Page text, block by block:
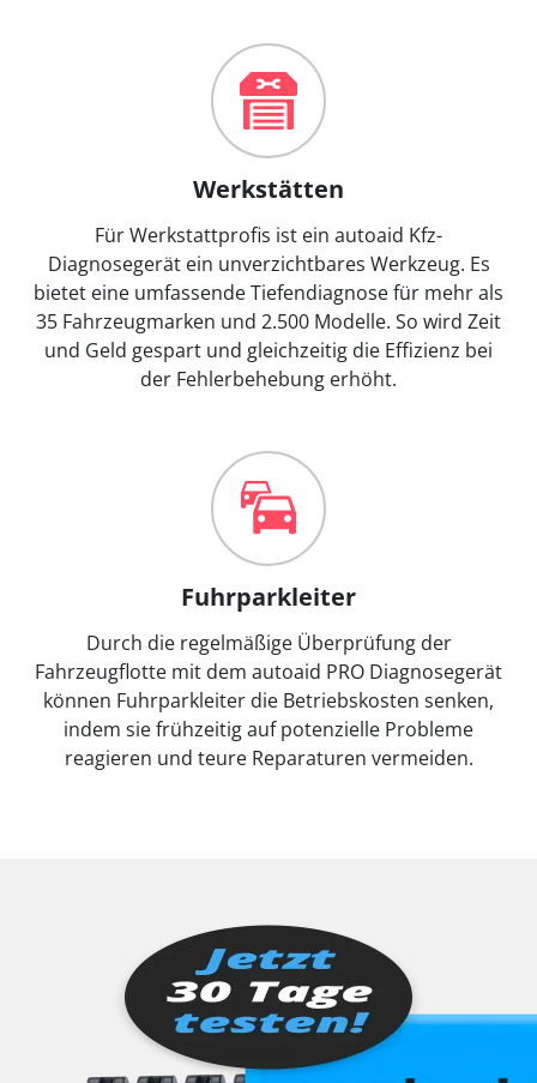
Werkstätten
Für Werkstattprofis ist ein autoaid Kfz-
Diagnosegerät ein unverzichtbares Werkzeug. Es
bietet eine umfassende Tiefendiagnose für mehr als
35 Fahrzeugmarken und 2.500 Modelle. So wird Zeit
und Geld gespart und gleichzeitig die Effizienz bei
der Fehlerbehebung erhöht.
Fuhrparkleiter
Durch die regelmäßige Überprüfung der
Fahrzeugflotte mit dem autoaid PRO Diagnosegerät
können Fuhrparkleiter die Betriebskosten senken,
indem sie frühzeitig auf potenzielle Probleme
reagieren und teure Reparaturen vermeiden.